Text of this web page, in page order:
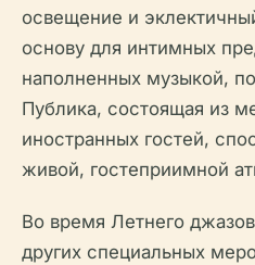
освещение и
основу для интимных
наполненных музыкой,
Публика, состоящая из
иностранных гостей,
живой, гостеприимной
Во время Летнего
других специальных